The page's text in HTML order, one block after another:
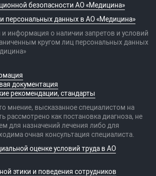
безопасности АО «Медицина»
персональных данных в АО «Медицина»
информация о наличии запретов и условий
кругом лиц персональных данных
документация
рекомендации, стандарты
мнение, высказанное специалистом на
рассмотрено как постановка диагноза, не
для назначений лечения либо для
очная консультация специалиста.
оценке условий труда в АО
этики и поведения сотрудников